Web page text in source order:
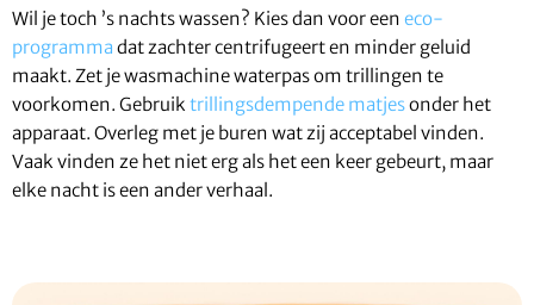
Wil je toch ’s nachts wassen? Kies dan voor een eco-
programma dat zachter centrifugeert en minder geluid
maakt. Zet je wasmachine waterpas om trillingen te
voorkomen. Gebruik trillingsdempende matjesonder het
apparaat. Overleg met je buren wat zij acceptabel vinden.
Vaak vinden ze het niet erg als het een keer gebeurt, maar
elke nacht is een ander verhaal.